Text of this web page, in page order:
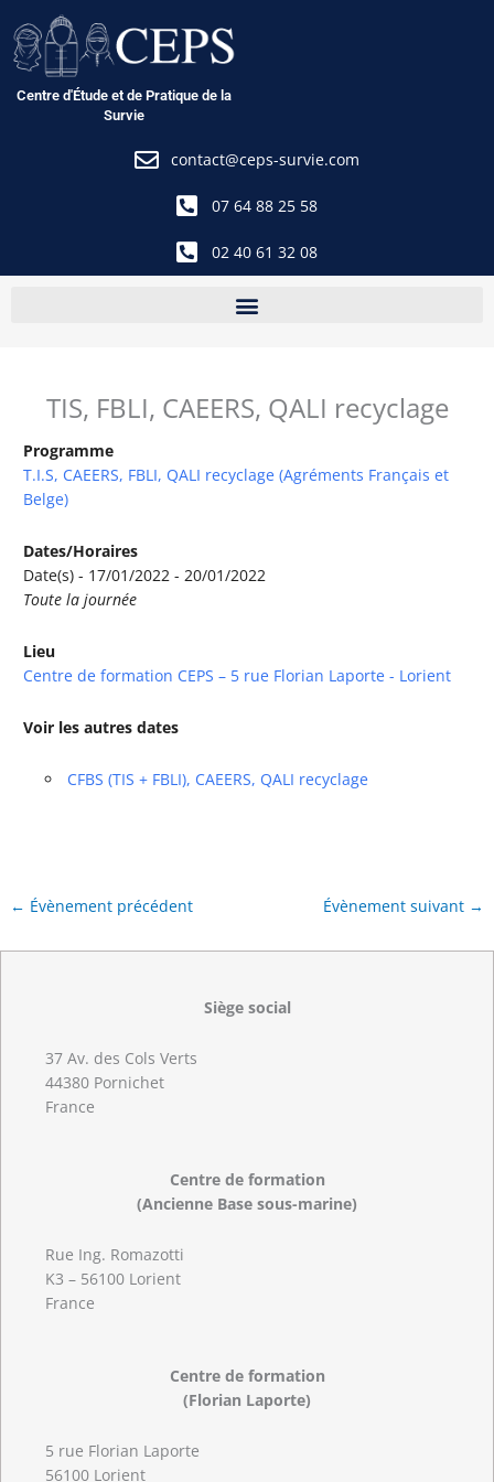
au
contenu
Centre d'Étude et de Pratique de la
Survie
contact@ceps-survie.com
07 64 88 25 58
02 40 61 32 08
TIS, FBLI, CAEERS, QALI recyclage
Programme
T.I.S, CAEERS, FBLI, QALI recyclage (Agréments Français et
Belge)
Dates/Horaires
Date(s) - 17/01/2022 - 20/01/2022
Toute la journée
Lieu
Centre de formation CEPS – 5 rue Florian Laporte - Lorient
Voir les autres dates
CFBS (TIS + FBLI), CAEERS, QALI recyclage
← Évènement précédent Évènement suivant →
Siège social
37 Av. des Cols Verts
44380 Pornichet
France
Centre de formation
(Ancienne Base sous-marine)
Rue Ing. Romazotti
K3 – 56100 Lorient
France
Centre de formation
(Florian Laporte)
5 rue Florian Laporte
56100 Lorient